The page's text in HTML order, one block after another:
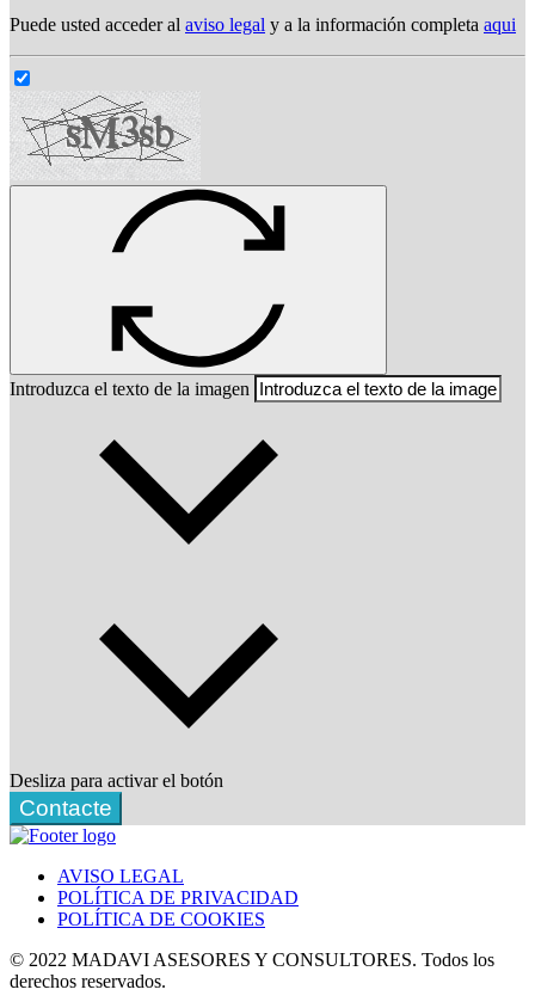
Puede usted acceder al aviso legal y a la información completa aqui
Introduzca el texto de la imagen
Desliza para activar el botón
Contacte
AVISO LEGAL
POLÍTICA DE PRIVACIDAD
POLÍTICA DE COOKIES
© 2022 MADAVI ASESORES Y CONSULTORES. Todos los
derechos reservados.